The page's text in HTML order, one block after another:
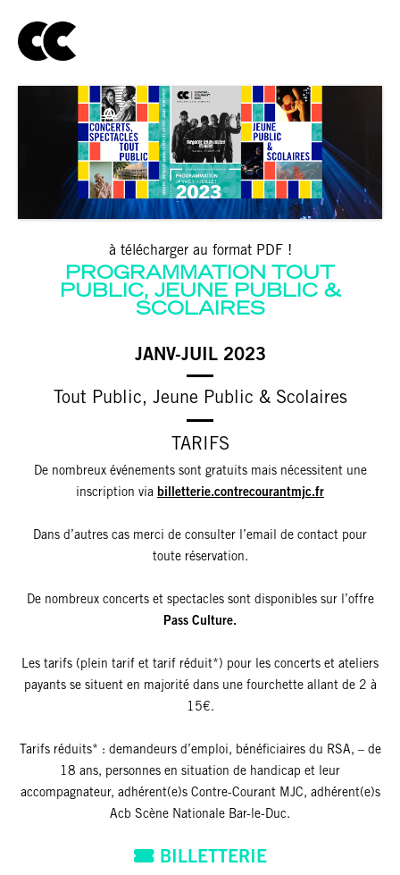
à télécharger au format PDF !
PROGRAMMATION TOUT
PUBLIC, JEUNE PUBLIC &
SCOLAIRES
JANV-JUIL 2023
Tout Public, Jeune Public & Scolaires
TARIFS
De nombreux événements sont gratuits mais nécessitent une
inscription via billetterie.contrecourantmjc.fr
Dans d’autres cas merci de consulter l’email de contact pour
toute réservation.
De nombreux concerts et spectacles sont disponibles sur l’offre
Pass Culture.
Les tarifs (plein tarif et tarif réduit*) pour les concerts et ateliers
payants se situent en majorité dans une fourchette allant de 2 à
15€.
Tarifs réduits* : demandeurs d’emploi, bénéficiaires du RSA, – de
18 ans, personnes en situation de handicap et leur
accompagnateur, adhérent(e)s Contre-Courant MJC, adhérent(e)s
Acb Scène Nationale Bar-le-Duc.
BILLETTERIE